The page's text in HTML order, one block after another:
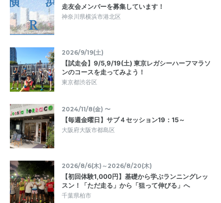
走友会メンバーを募集しています！
神奈川県横浜市港北区
2026/9/19(土)
【試走会】9/5,9/19(土) 東京レガシーハーフマラソ
ンのコースを走ってみよう！
東京都渋谷区
2024/11/8(金) 〜
【毎週金曜日】サブ４セッション19：15～
大阪府大阪市都島区
2026/8/6(木)～2026/8/20(木)
【初回体験1,000円】基礎から学ぶランニングレッ
スン！「ただ走る」から「狙って伸びる」へ
千葉県柏市